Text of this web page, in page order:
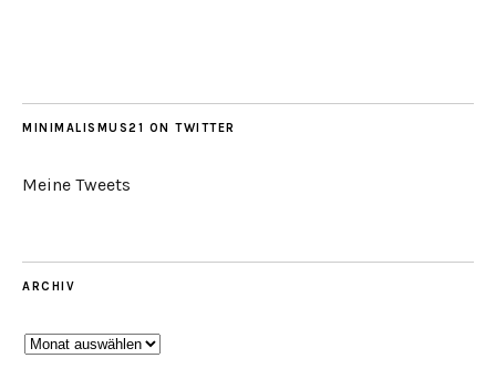
MINIMALISMUS21 ON TWITTER
Meine Tweets
ARCHIV
Archiv